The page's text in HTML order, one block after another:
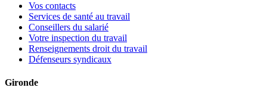
Vos contacts
Services de santé au travail
Conseillers du salarié
Votre inspection du travail
Renseignements droit du travail
Défenseurs syndicaux
Gironde